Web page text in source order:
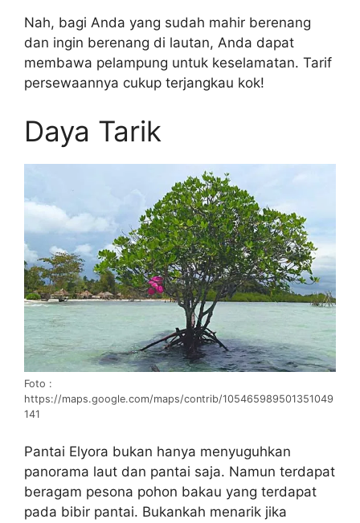
Nah, bagi Anda yang sudah mahir berenang
dan ingin berenang di lautan, Anda dapat
membawa pelampung untuk keselamatan. Tarif
persewaannya cukup terjangkau kok!
Daya Tarik
Foto :
https://maps.google.com/maps/contrib/105465989501351049
141
Pantai Elyora bukan hanya menyuguhkan
panorama laut dan pantai saja. Namun terdapat
beragam pesona pohon bakau yang terdapat
pada bibir pantai. Bukankah menarik jika